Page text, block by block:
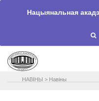
Нацыянальная
НАВIНЫ > Навіны